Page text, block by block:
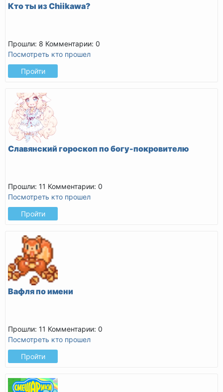
Кто ты из Chiikawa?
Прошли: 8 Комментарии: 0
Посмотреть кто прошел
Пройти
Славянский гороскоп по богу-покровителю
Прошли: 11 Комментарии: 0
Посмотреть кто прошел
Пройти
Вафля по имени
Прошли: 11 Комментарии: 0
Посмотреть кто прошел
Пройти